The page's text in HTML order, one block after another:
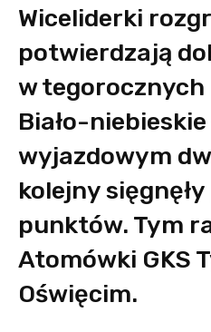
Wiceliderki
potwierdzają
w
Biało-niebieskie
wyjazdowym
kolejny
punktów. Tym
Atomówki GKS
Oświęcim.